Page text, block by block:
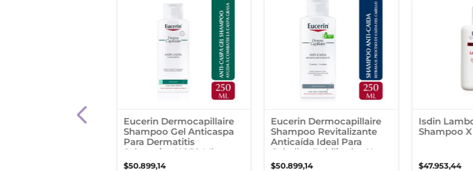
Thechnique
Eucerin Dermocapillaire
Shampoo Gel Anticaspa
Para Dermatitis
Seborreica X 250 Ml
$50.899,14
Eucerin Dermocapillaire
Shampoo Revitalizante
Anticaída Ideal Para
Cabellos Debilitados X
250 Ml
$50.899,14
Isdin
Shampoo
$47.953,44